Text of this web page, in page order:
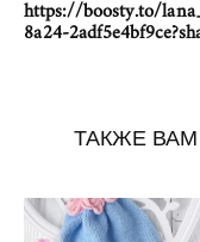
https://boosty.to/
8a24-
ТАКЖЕ